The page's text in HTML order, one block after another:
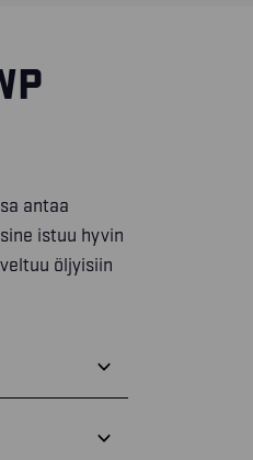
antaa
istuu hyvin
öljyisiin